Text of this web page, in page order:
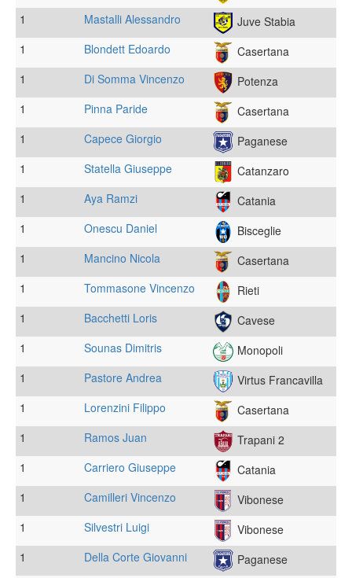
1
Mastalli Alessandro
Juve Stabia
1
Blondett Edoardo
Casertana
1
Di Somma Vincenzo
Potenza
1
Pinna Paride
Casertana
1
Capece Giorgio
Paganese
1
Statella Giuseppe
Catanzaro
1
Aya Ramzi
Catania
1
Onescu Daniel
Bisceglie
1
Mancino Nicola
Casertana
1
Tommasone Vincenzo
Rieti
1
Bacchetti Loris
Cavese
1
Sounas Dimitris
Monopoli
1
Pastore Andrea
Virtus Francavilla
1
Lorenzini Filippo
Casertana
1
Ramos Juan
Trapani 2
1
Carriero Giuseppe
Catania
1
Camilleri Vincenzo
Vibonese
1
Silvestri Luigi
Vibonese
1
Della Corte Giovanni
Paganese